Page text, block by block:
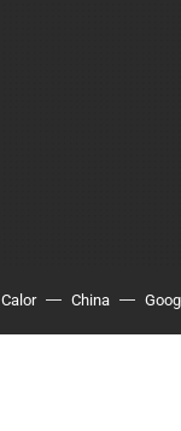
Calor China